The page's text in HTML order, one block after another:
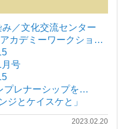
／文化交流センター
カデミーワークショ…
号
プレナーシップを…
ジとケイスケと」
2023.02.20